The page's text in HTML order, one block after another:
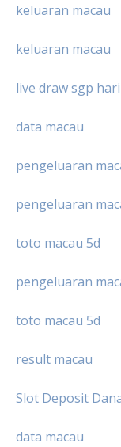
keluaran macau
keluaran macau
live draw sgp
data macau
pengeluaran
pengeluaran
toto macau 5d
pengeluaran
toto macau 5d
result macau
Slot Deposit
data macau